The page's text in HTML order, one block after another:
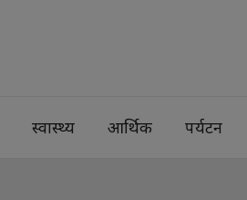
स्वास्थ्य आर्थिक पर्यटन